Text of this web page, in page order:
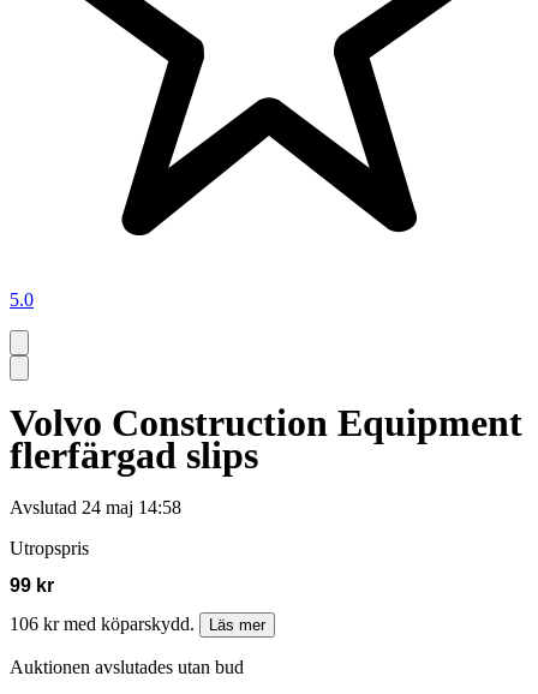
5.0
Volvo Construction Equipment
flerfärgad slips
Avslutad 24 maj 14:58
Utropspris
99 kr
106 kr med köparskydd.
Läs mer
Auktionen avslutades utan bud